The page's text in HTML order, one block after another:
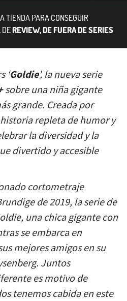
TIENDA PARA CONSEGUIR
DEREVIEW, DE FUERA DE SERIES
‘Goldie’, la nueva serie
sobre una niña gigante
grande. Creada por
repleta de humor y
la diversidad y la
divertido y accesible
cortometraje
de 2019, la serie de
una chica gigante con
se embarca en
mejores amigos en su
Juntos
es motivo de
tenemos cabida en este